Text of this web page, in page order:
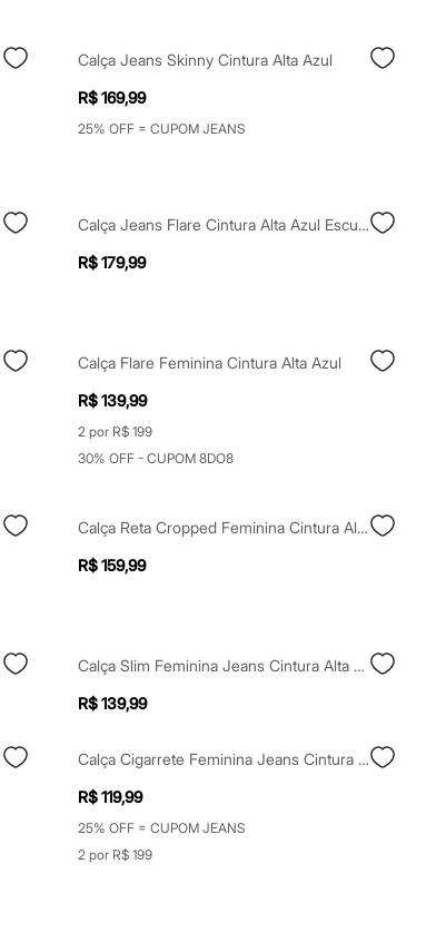
Calça Jeans Skinny Cintura Alta Azul
R$ 169,99
25% OFF = CUPOM JEANS
Calça Jeans Flare Cintura Alta Azul Escuro
R$ 179,99
Calça Flare Feminina Cintura Alta Azul
R$ 139,99
2 por R$ 199
30% OFF - CUPOM 8DO8
Calça Reta Cropped Feminina Cintura Alta Azul
R$ 159,99
Calça Slim Feminina Jeans Cintura Alta Preta
R$ 139,99
Calça Cigarrete Feminina Jeans Cintura Alta Sawary Azul
R$ 119,99
25% OFF = CUPOM JEANS
2 por R$ 199